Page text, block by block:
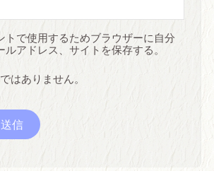
トで使用するためブラウザーに自分
アドレス、サイトを保存する。
はありません。